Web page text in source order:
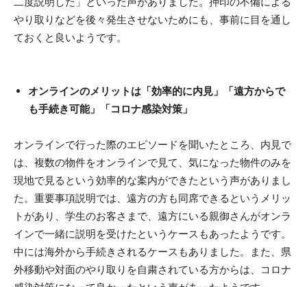
やり取りなどを後々発生させないためにも、事前に目を通し
ておくと良いようです。
オンラインのメリットは「効率的に内見」「遠方からで
も手続き可能」「コロナ感染対策」
オンラインで行った際のエピソードを聞いたところ、内見で
は、複数の物件をオンラインで見て、気になった物件のみを
現地で見るという効率的な案内ができたという声がありまし
た。重要事項説明では、遠方の方も同席できるというメリッ
トがあり、学生のお客さまで、遠方にいる親御さんがオンラ
インで一緒に説明を受けたというケースもあったようです。
中には海外から手続きされるケースもありました。また、県
外移動や対面のやり取りを自粛されている方からは、コロナ